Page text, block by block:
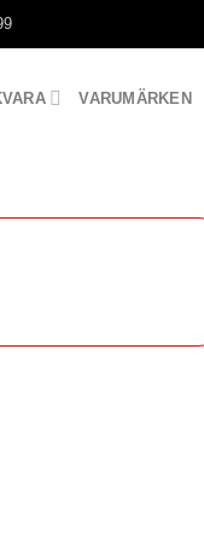
VARUMÄRKEN